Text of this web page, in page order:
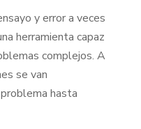
y error a veces
herramienta capaz
complejos. A
se van
hasta